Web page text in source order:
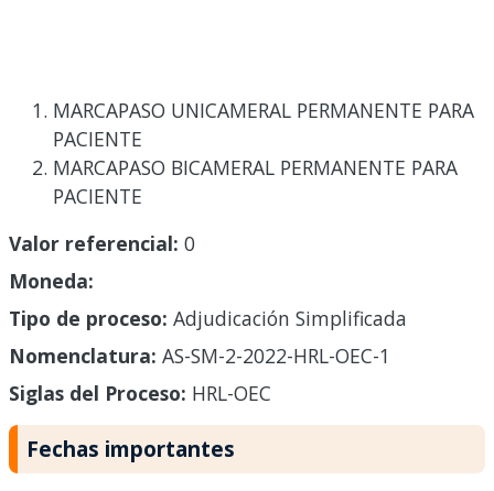
MARCAPASO UNICAMERAL PERMANENTE PARA
PACIENTE
MARCAPASO BICAMERAL PERMANENTE PARA
PACIENTE
Valor referencial: 0
Moneda:
Tipo de proceso: Adjudicación Simplificada
Nomenclatura: AS-SM-2-2022-HRL-OEC-1
Siglas del Proceso: HRL-OEC
Fechas importantes